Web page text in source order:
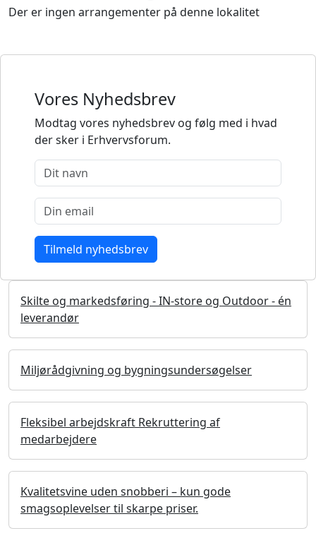
Der er ingen arrangementer på denne lokalitet
Vores Nyhedsbrev
Modtag vores nyhedsbrev og følg med i hvad
der sker i Erhvervsforum.
Skilte og markedsføring - IN-store og Outdoor - én
leverandør
Miljørådgivning og bygningsundersøgelser
Fleksibel arbejdskraft Rekruttering af
medarbejdere
Kvalitetsvine uden snobberi – kun gode
smagsoplevelser til skarpe priser.